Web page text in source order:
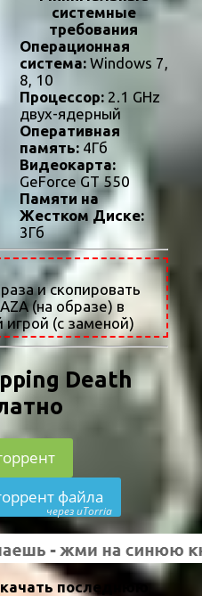
системные
требования
Операционная
система:Windows 7,
8, 10
Процессор:2.1 GHz
двух-ядерный
Оперативная
память:4Гб
Видеокарта:
GeForce GT 550
Памяти на
Жестком Диске:
3Гб
и скопировать
(на образе) в
игрой (с заменой)
Death
файла
через uTorria
последнюю